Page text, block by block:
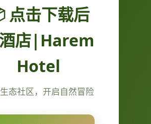
点击下载后
店|Harem
Hotel
态社区，开启自然冒险